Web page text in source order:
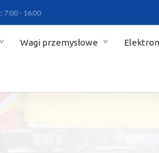
7:00 - 16:00
Wagi przemysłowe